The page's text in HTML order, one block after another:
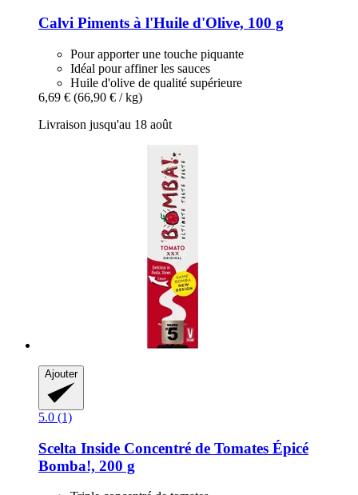
Calvi Piments à l'Huile d'Olive, 100 g
Pour apporter une touche piquante
Idéal pour affiner les sauces
Huile d'olive de qualité supérieure
6,69 € (66,90 € / kg)
Livraison jusqu'au 18 août
Ajouter
5.0 (1)
Scelta Inside Concentré de Tomates Épicé
Bomba!, 200 g